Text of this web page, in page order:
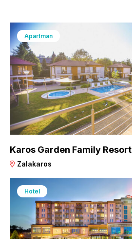
Apartman
Karos Garden Family Resort
Zalakaros
Hotel